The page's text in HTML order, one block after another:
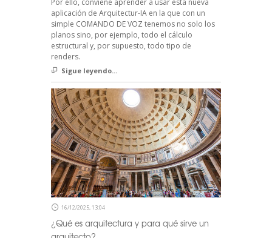
aplicación de Arquitectur-IA en la que con un
simple COMANDO DE VOZ tenemos no solo los
planos sino, por ejemplo, todo el cálculo
estructural y, por supuesto, todo tipo de
renders.
Sigue leyendo...
16/12/2025, 13:04
¿Qué es arquitectura y para qué sirve un